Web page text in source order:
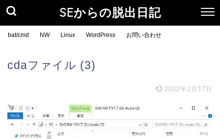
SEからの脱出日記
bat/cmd NW Linux WordPress お問い合わせ
cdaファイル (3)
2022年2月17日